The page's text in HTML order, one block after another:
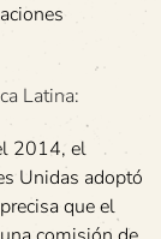
Latina:
2014, el
Unidas adoptó
que el